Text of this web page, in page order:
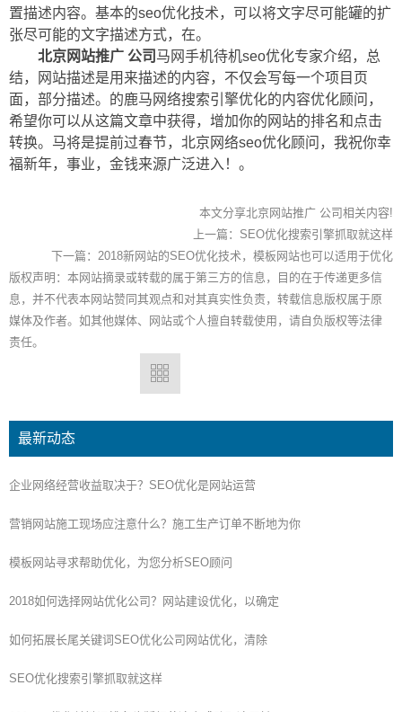
置描述内容。基本的seo优化技术，可以将文字尽可能罐的扩
张尽可能的文字描述方式，在。
北京网站推广 公司 马网手机待机seo优化专家介绍，总
结，网站描述是用来描述的内容，不仅会写每一个项目页
面，部分描述。的鹿马网络搜索引擎优化的内容优化顾问，
希望你可以从这篇文章中获得，增加你的网站的排名和点击
转换。马将是提前过春节，北京网络seo优化顾问，我祝你幸
福新年，事业，金钱来源广泛进入！。
本文分享北京网站推广 公司相关内容!
上一篇： SEO优化搜索引擎抓取就这样
下一篇： 2018新网站的SEO优化技术，模板网站也可以适用于优化
版权声明：本网站摘录或转载的属于第三方的信息，目的在于传递更多信
息，并不代表本网站赞同其观点和对其真实性负责，转载信息版权属于原
媒体及作者。如其他媒体、网站或个人擅自转载使用，请自负版权等法律
责任。
最新动态
企业网络经营收益取决于？SEO优化是网站运营
营销网站施工现场应注意什么？施工生产订单不断地为你
模板网站寻求帮助优化，为您分析SEO顾问
2018如何选择网站优化公司？网站建设优化，以确定
如何拓展长尾关键词SEO优化公司网站优化，清除
SEO优化搜索引擎抓取就这样